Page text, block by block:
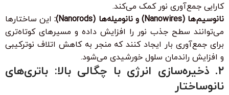
کارایی جمع‌آوری نور کمک می‌کند.
نانوسیم‌ها (Nanowires) و نانومیله‌ها (Nanorods):
این ساختارها
می‌توانند سطح جذب نور را افزایش داده و مسیرهای کوتاه‌تری
برای جمع‌آوری بار ایجاد کنند که منجر به کاهش اتلاف نوترکیبی
و افزایش راندمان سلول خورشیدی می‌شود.
۲. ذخیره‌سازی انرژی با چگالی بالا: باتری‌های
نانوساختار